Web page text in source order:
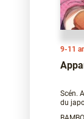
9-11
Scén.
du